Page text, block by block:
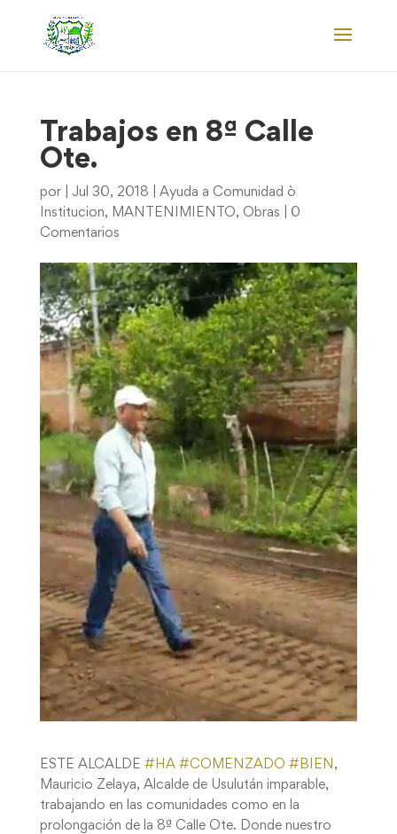
Trabajos en 8ª Calle
Ote.
por Jul 30, 2018
Ayuda a Comunidad ò
Institucion, MANTENIMIENTO, Obras
0
Comentarios
ESTE ALCALDE # HA #COMENZADO # BIEN ,
Mauricio Zelaya, Alcalde de Usulután imparable,
trabajando en las comunidades como en la
prolongación de la 8ª Calle Ote. Donde nuestro